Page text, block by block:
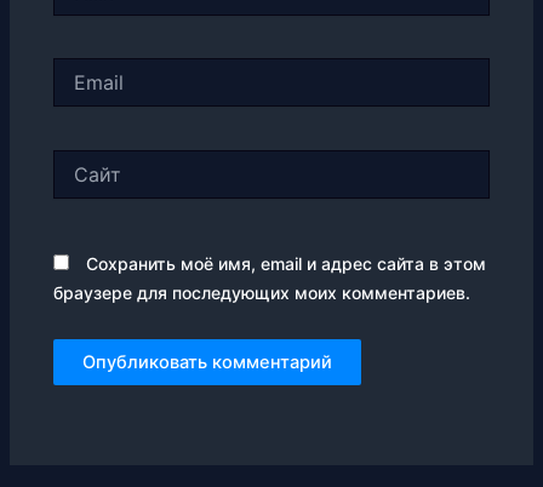
Сохранить моё имя, email и адрес сайта в этом
браузере для последующих моих комментариев.